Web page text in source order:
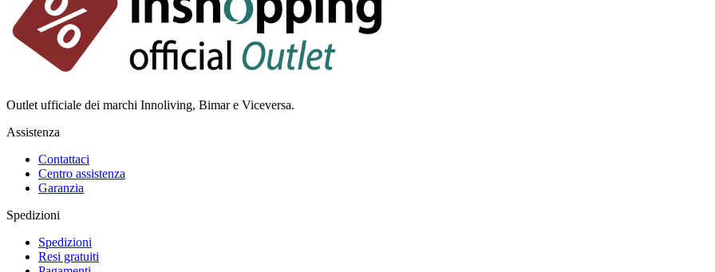
Outlet ufficiale dei marchi Innoliving, Bimar e Viceversa.
Assistenza
Contattaci
Centro assistenza
Garanzia
Spedizioni
Spedizioni
Resi gratuiti